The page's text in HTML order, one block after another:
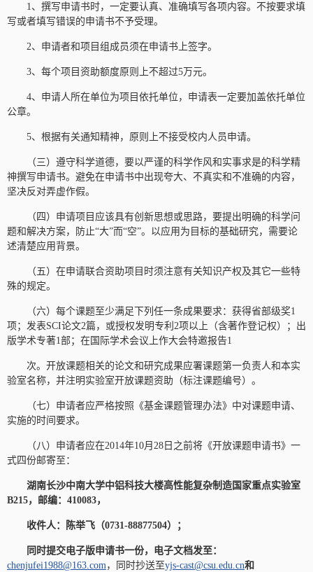
1、撰写申请书时，一定要认真、准确填写各项内容。不按要求填
写或者填写错误的申请书不予受理。
2、申请者和项目组成员须在申请书上签字。
3、每个项目资助额度原则上不超过5万元。
4、申请人所在单位为项目依托单位，申请表一定要加盖依托单位
公章。
5、根据有关通知精神，原则上不接受校内人员申请。
（三）遵守科学道德，要以严谨的科学作风和实事求是的科学精
神撰写申请书。避免在申请书中出现夸大、不真实和不准确的内容，
坚决反对弄虚作假。
（四）申请项目应该具有创新思想或思路，要提出明确的科学问
题和解决方案，防止“大”而“空”。以应用为目标的基础研究，需要论
述清楚应用背景。
（五）在申请联合资助项目时须注意有关知识产权及其它一些特
殊的规定。
（六）每个课题至少满足下列任一条成果要求：获得省部级奖1
项；发表SCI论文2篇，或授权发明专利2项以上（含著作登记权）；出
版学术专著1部；在国际学术会议上作大会特邀报告1
次。开放课题相关的论文和研究成果应署课题第一负责人和本实
验室名称，并注明实验室开放课题资助（标注课题编号）。
（七）申请者应严格按照《基金课题管理办法》中对课题申请、
实施的时间要求。
（八）申请者应在2014年10月28日之前将《开放课题申请书》一
式四份邮寄至：
湖南长沙中南大学中铝科技大楼高性能复杂制造国家重点实验室
B215，邮编：410083，
收件人：陈举飞（0731-88877504）；
同时提交电子版申请书一份，电子文档发至：
chenjufei1988@163.com ，同时抄送至yjs-cast@csu.edu.cn和